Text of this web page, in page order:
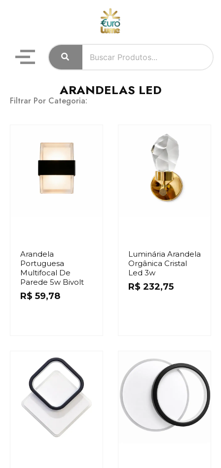
ARANDELAS LED
Filtrar Por Categoria:
Arandela
Portuguesa
Multifocal De
Parede 5w Bivolt
R$ 59,78
Luminária Arandela
Orgânica Cristal
Led 3w
R$ 232,75